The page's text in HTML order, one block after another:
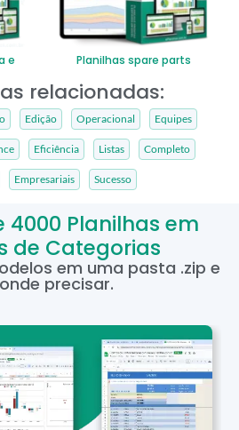
e
Planilhas spare parts
relacionadas:
Edição Operacional Equipes
Eficiência Listas Completo
Empresariais Sucesso
4000 Planilhas em
de Categorias
em uma pasta .zip e
precisar.